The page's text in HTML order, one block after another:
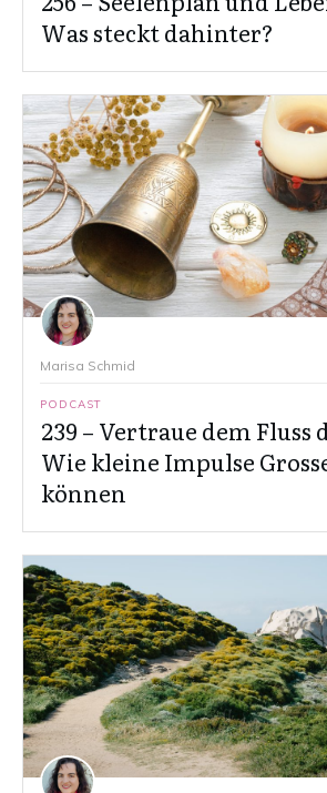
Was steckt dahinter?
Marisa Schmid
PODCAST
239 – Vertraue dem Fluss
Wie kleine Impulse
können